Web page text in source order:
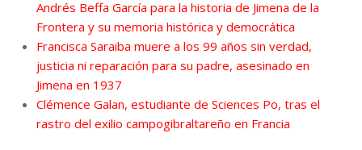
Andrés Beffa García para la historia de Jimena de la
Frontera y su memoria histórica y democrática
Francisca Saraiba muere a los 99 años sin verdad,
justicia ni reparación para su padre, asesinado en
Jimena en 1937
Clémence Galan, estudiante de Sciences Po, tras el
rastro del exilio campogibraltareño en Francia